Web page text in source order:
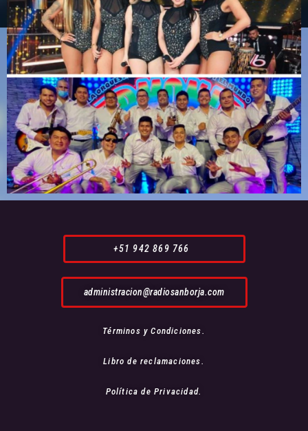
+51 942 869 766
administracion@radiosanborja.com
Términos y Condiciones.
Libro de reclamaciones.
Política de Privacidad.